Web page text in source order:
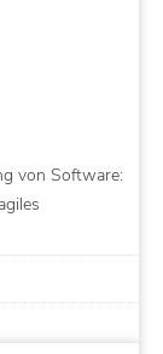
von Software: